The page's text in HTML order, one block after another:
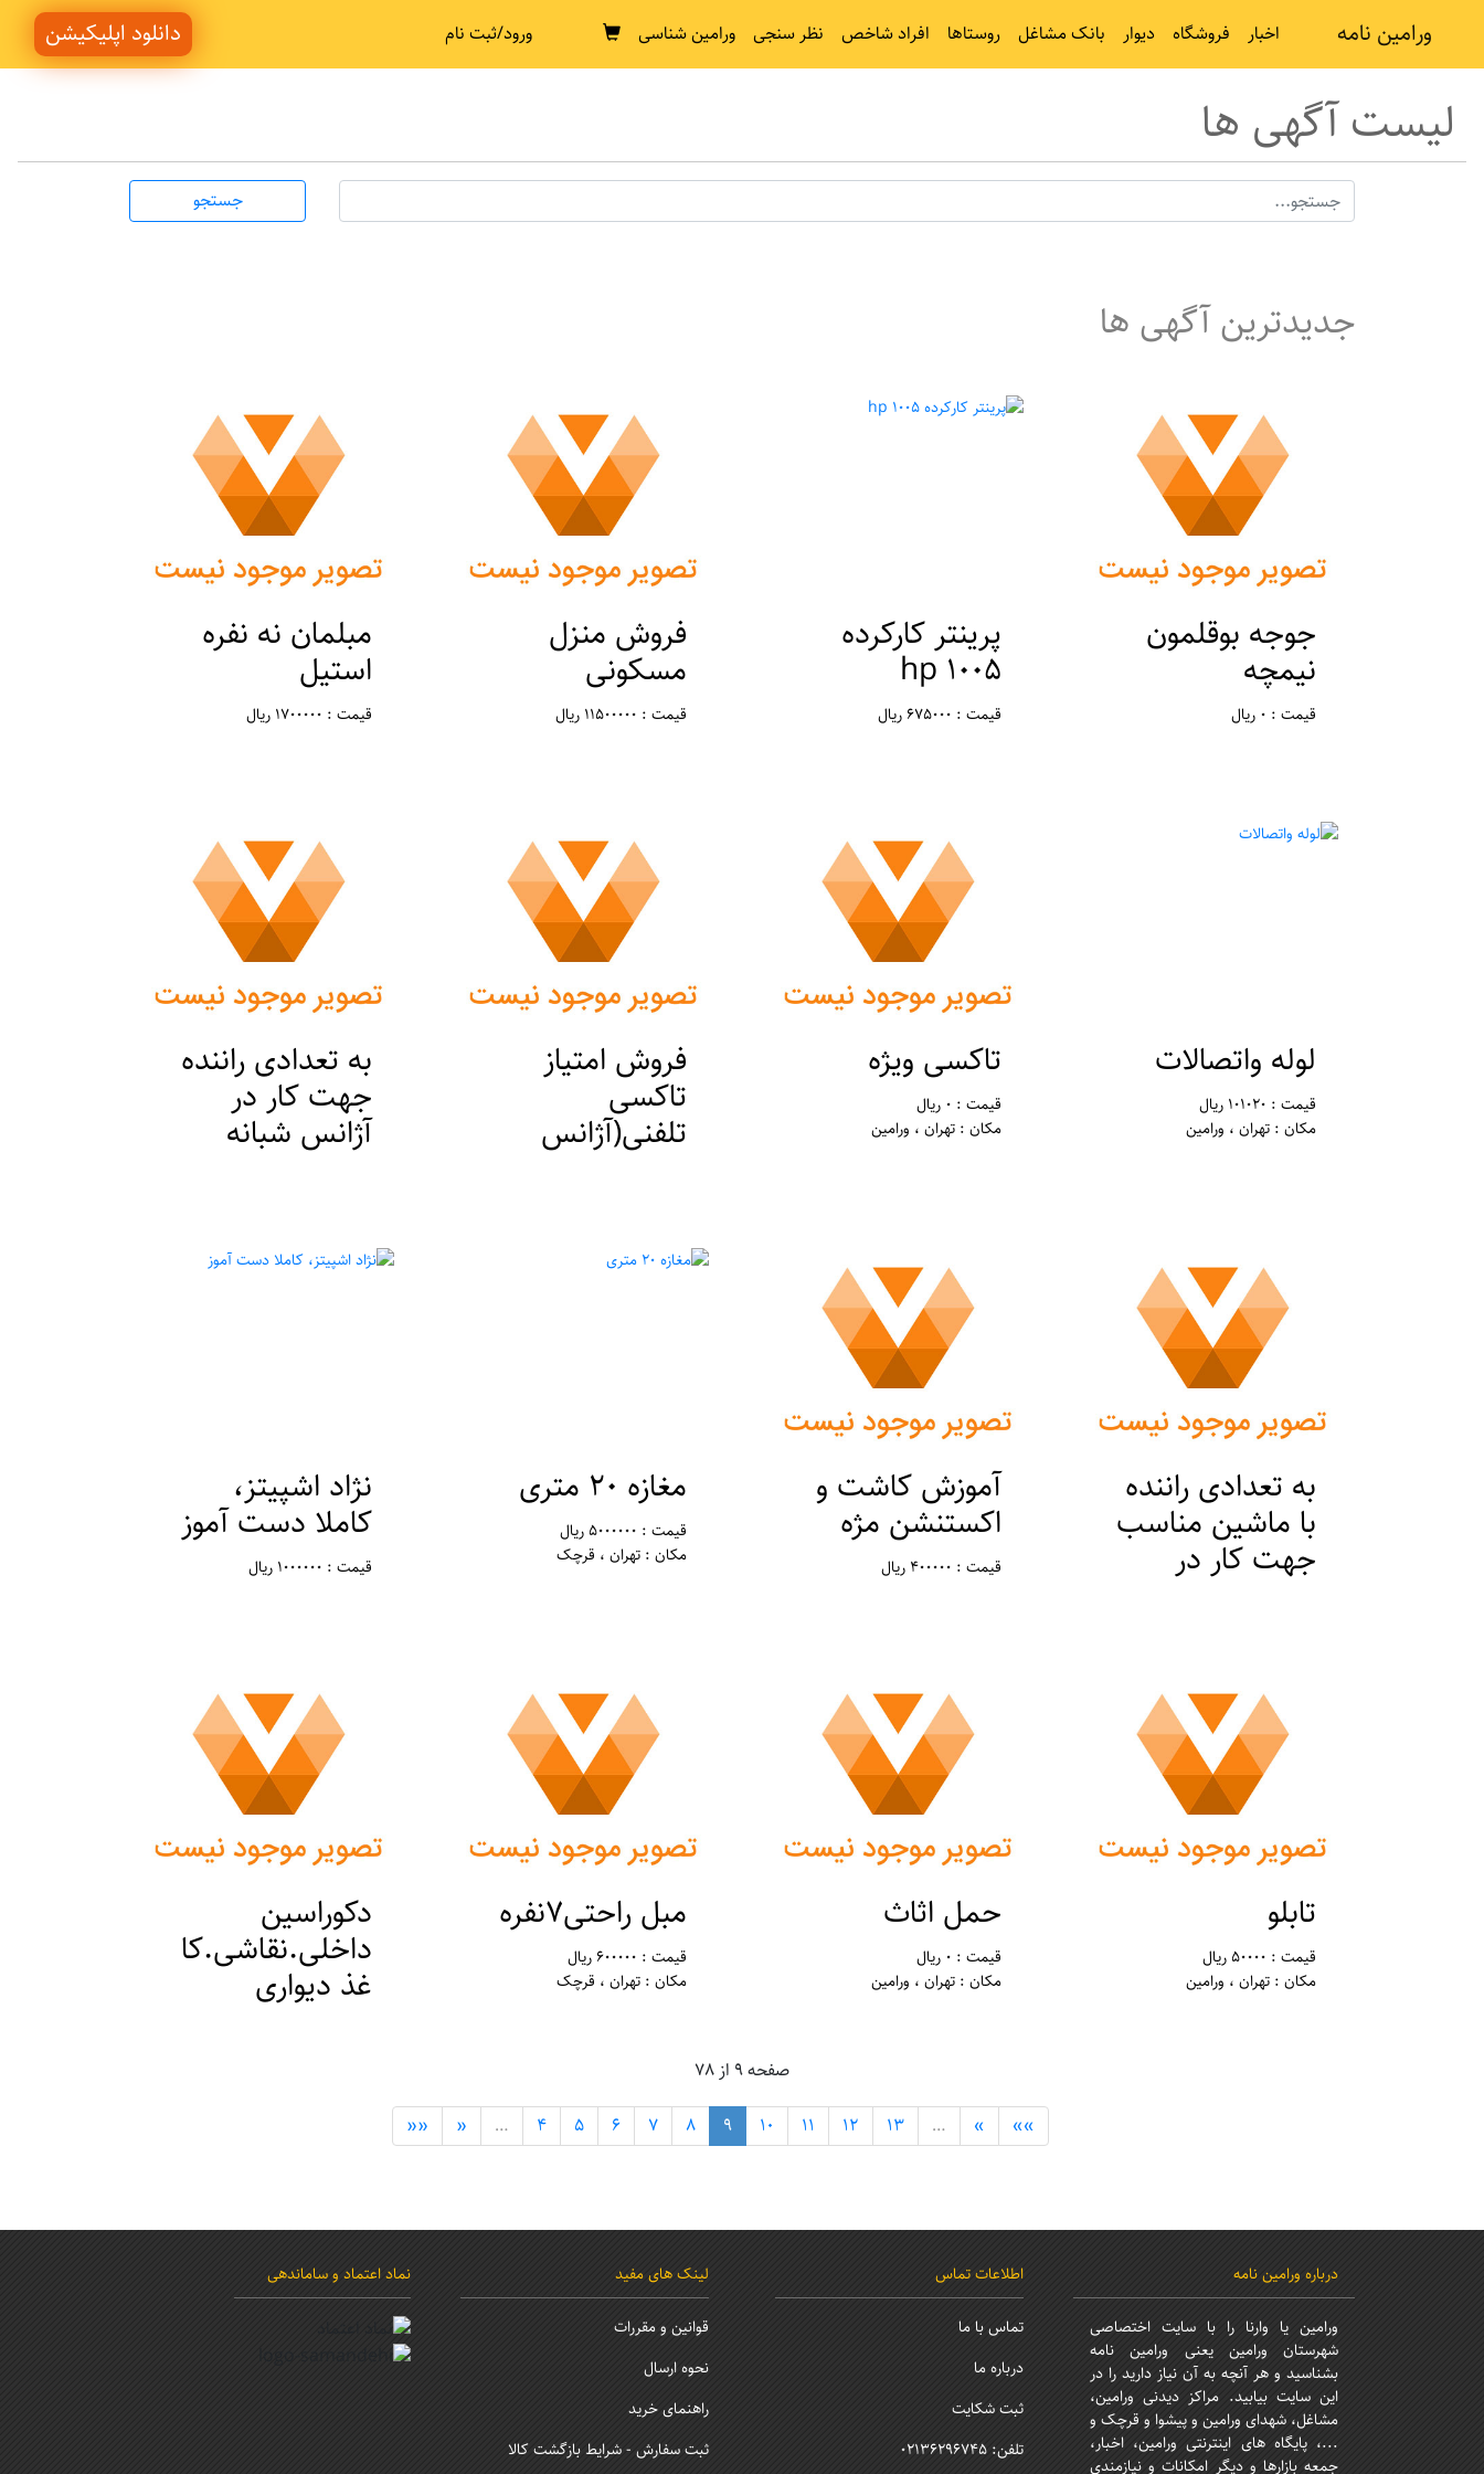
ورامین نامه اخبار فروشگاه دیوار بانک مشاغل روستاها افراد شاخص نظر سنجی ورامین شناسی ورود/ثبت نام دانلود اپلیکیشن
لیست آگهی ها
جستجو
جدیدترین آگهی ها
جوجه بوقلمون
نیمچه
قیمت : 0 ریال
پرینتر کارکرده
1005 hp
قیمت : 675000 ریال
فروش منزل
مسکونی
قیمت : 11500000 ریال
مبلمان نه نفره
استیل
قیمت : 1700000 ریال
لوله واتصالات
قیمت : 101020 ریال
مکان : تهران ، ورامین
تاکسی ویژه
قیمت : 0 ریال
مکان : تهران ، ورامین
فروش امتیاز
تاکسی
تلفنی(آژانس
به تعدادی راننده
جهت کار در
آژانس شبانه
به تعدادی راننده
با ماشین مناسب
جهت کار در
مکان : تهران ، ورامین
آموزش کاشت و
اکستنشن مژه
قیمت : 400000 ریال
مغازه 20 متری
قیمت : 5000000 ریال
مکان : تهران ، قرچک
نژاد اشپیتز،
کاملا دست آموز
قیمت : 1000000 ریال
تابلو
قیمت : 50000 ریال
مکان : تهران ، ورامین
حمل اثاث
قیمت : 0 ریال
مکان : تهران ، ورامین
مبل راحتی۷نفره
قیمت : 600000 ریال
مکان : تهران ، قرچک
دکوراسین
داخلی.نقاشی.کا
غذ دیواری
صفحه 9 از 78
««
« … 4 5 6 7 8 9 10 11 12 13 … » »»
درباره ورامین نامه
ورامین یا وارنا را با سایت اختصاصی
شهرستان ورامین یعنی ورامین نامه
بشناسید و هر آنچه به آن نیاز دارید را در
این سایت بیابید. مراکز دیدنی ورامین،
مشاغل، شهدای ورامین و پیشوا و قرچک و
...، پایگاه های اینترنتی ورامین، اخبار،
جمعه بازارها و دیگر امکانات و نیازمندی
اطلاعات تماس
تماس با ما
درباره ما
ثبت شکایت
تلفن: 02136296745
لینک های مفید
قوانین و مقررات
نحوه ارسال
راهنمای خرید
ثبت سفارش - شرایط بازگشت کالا
نماد اعتماد و ساماندهی